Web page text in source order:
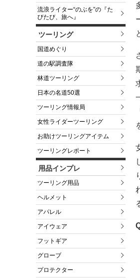
流浪ライター“のぶを”の『た
びたび、旅へ』
ツーリング
国道めぐり
道の駅調査隊
林道ツーリング
日本の名道50選
ツーリング情報局
女性ライダーツーリング
お助けツーリングアイテム
ツーリングレポート
用品インプレ
ツーリング用品
ヘルメット
アパレル
アイウェア
フットギア
グローブ
プロテクター